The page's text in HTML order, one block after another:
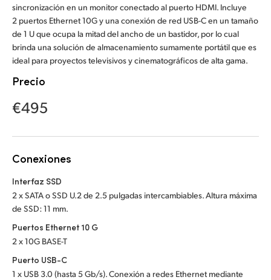
Italy
Japan
Korea
Malaysia
Netherlands
New Zealand
Norway
Portugal
Singapore
sincronización en un monitor conectado al puerto HDMI. Incluye
2 puertos Ethernet 10G y una conexión de red USB-C en un tamaño
de 1 U que ocupa la mitad del ancho de un bastidor, por lo cual
brinda una solución de almacenamiento sumamente portátil que es
ideal para proyectos televisivos y cinematográficos de alta gama.
Precio
€495
Conexiones
Interfaz SSD
2 x SATA o SSD U.2 de 2.5 pulgadas intercambiables. Altura máxima
de SSD: 11 mm.
Puertos Ethernet 10 G
2 x 10G BASE-T
Puerto USB-C
1 x USB 3.0 (hasta 5 Gb/s). Conexión a redes Ethernet mediante